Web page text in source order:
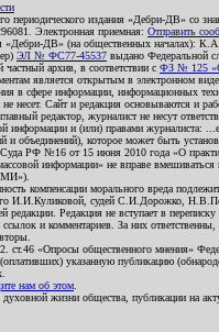
периодического издания «Дебри-ДВ»
Электронная приемная: Отправить
«Дебри-ДВ» (на общественных
ЭЛ № ФС77-45537 выдано Федеральной
архив, в соответствии с ФЗ № 125
является открытым в электронном
в сфере информации, информационных
не несет. Сайт и редакция основываются и
редактор, журналист не несут
информации и (или) правами журналиста:
объединений), которое может быть
РФ №16 от 15 июня 2010 года «О
информации» не вправе
компенсации морального вреда
И.И.Куликовой, судей С.И.Дорожко,
Редакция не вступает в переписку
ссылок и комментариев. За них
ст.46 «Опросы общественного мнения»
указанную публикацию
нам об этом
духовной жизни общества, публикации на